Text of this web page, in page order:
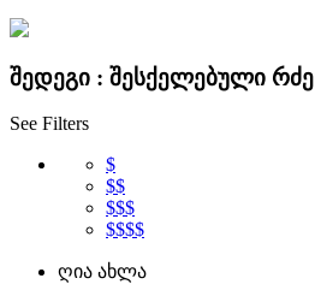
შედეგი : შესქელებული რძე
See Filters
$
$$
$$$
$$$$
ღია ახლა